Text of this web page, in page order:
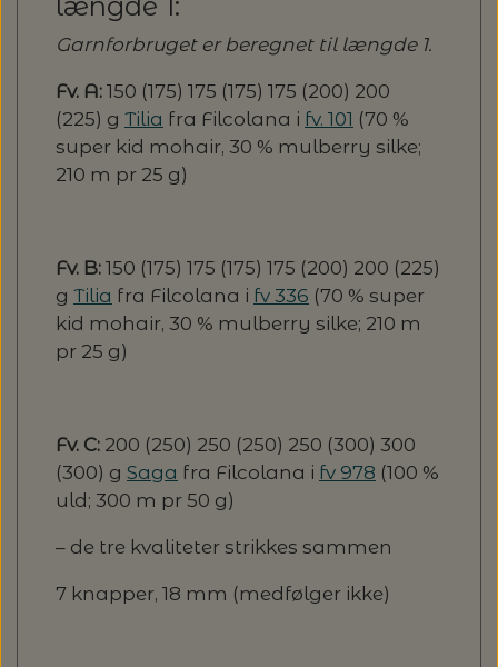
Garnforbruget er beregnet til længde 1.
Fv. A: 150 (175) 175 (175) 175 (200) 200
(225) g Tilia fra Filcolana i fv. 101 (70 %
super kid mohair, 30 % mulberry silke;
210 m pr 25 g)
Fv. B: 150 (175) 175 (175) 175 (200) 200 (225)
g Tilia fra Filcolana i fv 336 (70 % super
kid mohair, 30 % mulberry silke; 210 m
pr 25 g)
Fv. C: 200 (250) 250 (250) 250 (300) 300
(300) g Saga fra Filcolana i fv 978 (100 %
uld; 300 m pr 50 g)
– de tre kvaliteter strikkes sammen
7 knapper, 18 mm (medfølger ikke)